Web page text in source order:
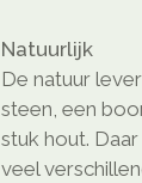
Natuurlijk
De natuur
steen, een
stuk hout.
veel